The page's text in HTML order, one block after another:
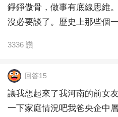
錚錚傲骨，做事有底線思維
沒必要談了。歷史上那些個
3336 讚
回答15
讓我想起來了我河南的前女
一下家庭情況吧我爸央企中